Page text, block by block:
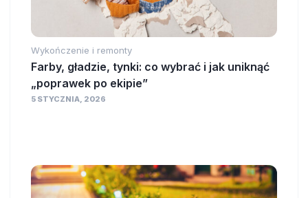
Wykończenie i remonty
Farby, gładzie, tynki: co wybrać i jak uniknąć
„poprawek po ekipie”
5 STYCZNIA, 2026